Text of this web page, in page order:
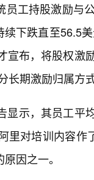
员工持股激励与
下跌直至56.5
布，将股权激
长期激励归属方
显示，其员工平
里对培训内容
因之一。